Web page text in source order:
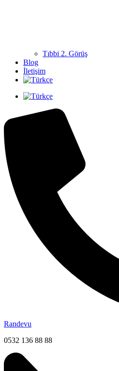
Tıbbi 2. Görüş
Blog
İletişim
Randevu
0532 136 88 88